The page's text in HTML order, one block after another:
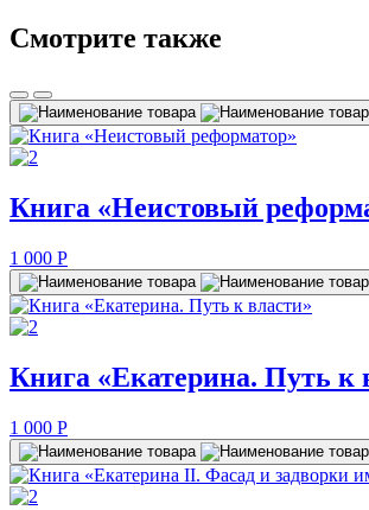
Смотрите также
Книга «Неистовый
1 000 P
Книга «Екатерина. Путь к
1 000 P